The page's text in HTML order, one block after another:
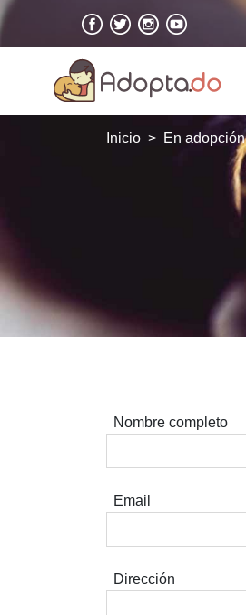
Inicio En adopción
Nombre completo
Email
Dirección